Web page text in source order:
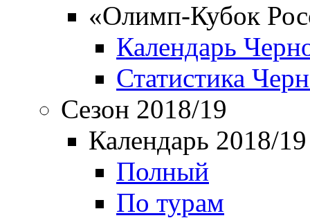
«Олимп-Кубок
Календарь
Статистика
Сезон 2018/19
Календарь 2018/19
Полный
По турам